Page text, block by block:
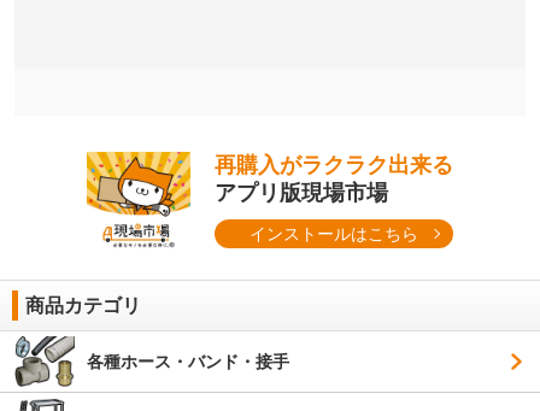
再購入がラクラク出来る
アプリ版現場市場
インストールはこちら
商品カテゴリ
各種ホース・バンド・接手